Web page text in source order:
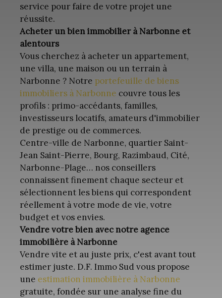
service pour faire de votre projet une
réussite.
Acheter un bien immobilier à Narbonne et
alentours
Vous cherchez à acheter un appartement,
une villa, une maison ou un terrain à
Narbonne ? Notre portefeuille de biens
immobiliers à Narbonne couvre tous les
profils : primo-accédants, familles,
investisseurs locatifs, amateurs d'immobilier
de prestige ou de commerces.
Centre-ville de Narbonne, quartier Saint-
Jean Saint-Pierre, Bourg, Razimbaud, Cité,
Narbonne-Plage… nos conseillers
connaissent finement chaque secteur et
sélectionnent les biens qui correspondent
réellement à votre mode de vie, votre
budget et vos envies.
Vendre votre bien avec notre agence
immobilière à Narbonne
Vendre vite et au juste prix, c'est avant tout
estimer juste. D.F. Immo Sud vous propose
une estimation immobilière à Narbonne
gratuite, fondée sur une analyse fine du